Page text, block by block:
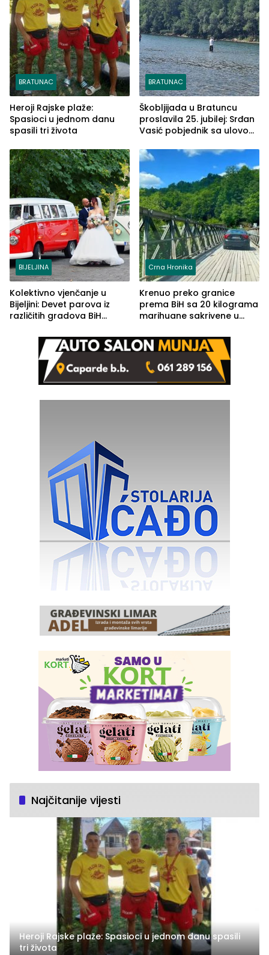
BRATUNAC
Heroji Rajske plaže:
Spasioci u jednom danu
spasili tri života
BRATUNAC
Škobljijada u Bratuncu
proslavila 25. jubilej: Srđan
Vasić pobjednik sa ulovom
BIJELJINA
Kolektivno vjenčanje u
Bijeljini: Devet parova iz
različitih gradova BiH
Crna Hronika
Krenuo preko granice
prema BiH sa 20 kilograma
marihuane sakrivene u
Najčitanije vijesti
Heroji Rajske plaže: Spasioci u jednom danu spasili
tri života